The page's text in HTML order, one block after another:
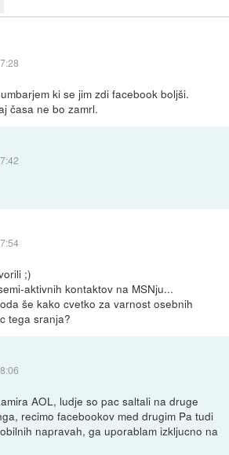
ki se jim zdi facebook boljši.
časa ne bo zamrl.
;)
aktivnih kontaktov na MSNju...
še kako cvetko za varnost osebnih
tega sranja?
AOL, ludje so pac saltali na druge
recimo facebookov med drugim Pa tudi
napravah, ga uporablam izkljucno na